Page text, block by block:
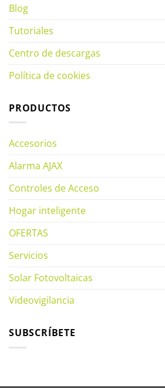
Blog
Tutoriales
Centro de descargas
Política de cookies
PRODUCTOS
Accesorios
Alarma AJAX
Controles de Acceso
Hogar inteligente
OFERTAS
Servicios
Solar Fotovoltaicas
Videovigilancia
SUBSCRÍBETE